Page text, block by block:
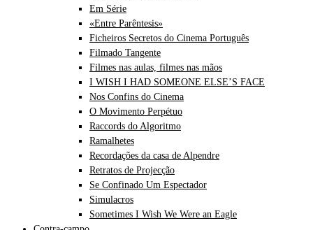
Em Série
«Entre Parêntesis»
Ficheiros Secretos do Cinema Português
Filmado Tangente
Filmes nas aulas, filmes nas mãos
I WISH I HAD SOMEONE ELSE’S FACE
Nos Confins do Cinema
O Movimento Perpétuo
Raccords do Algoritmo
Ramalhetes
Recordações da casa de Alpendre
Retratos de Projecção
Se Confinado Um Espectador
Simulacros
Sometimes I Wish We Were an Eagle